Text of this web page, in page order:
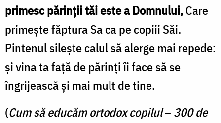
primesc părinţii tăi este a Domnului,Care
primeşte făptura Sa ca pe copiii Săi.
Pintenul sileşte calul să alerge mai repede:
şi vina ta faţă de părinţi îi face să se
îngrijească şi mai mult de tine.
(Cum să educăm ortodox copilul– 300 de